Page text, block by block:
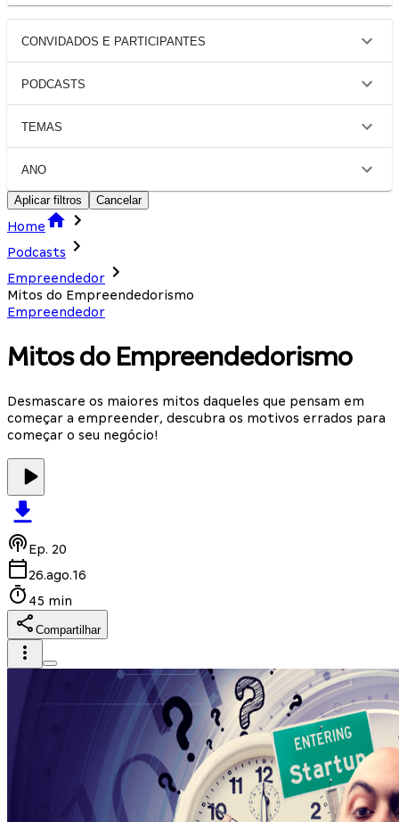
CONVIDADOS E PARTICIPANTES
PODCASTS
TEMAS
ANO
Aplicar filtros Cancelar
Home
Podcasts
Empreendedor
Mitos do Empreendedorismo
Empreendedor
Mitos do Empreendedorismo
Desmascare os maiores mitos daqueles que pensam em
começar a empreender, descubra os motivos errados para
começar o seu negócio!
Ep. 20
26.ago.16
45 min
Compartilhar